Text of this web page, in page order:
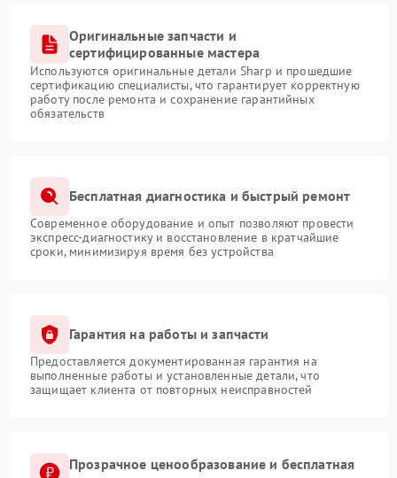
Оригинальные запчасти и
сертифицированные мастера
Используются оригинальные детали Sharp и прошедшие
сертификацию специалисты, что гарантирует корректную
работу после ремонта и сохранение гарантийных
обязательств
Бесплатная диагностика и быстрый ремонт
Современное оборудование и опыт позволяют провести
экспресс-диагностику и восстановление в кратчайшие
сроки, минимизируя время без устройства
Гарантия на работы и запчасти
Предоставляется документированная гарантия на
выполненные работы и установленные детали, что
защищает клиента от повторных неисправностей
Прозрачное ценообразование и бесплатная